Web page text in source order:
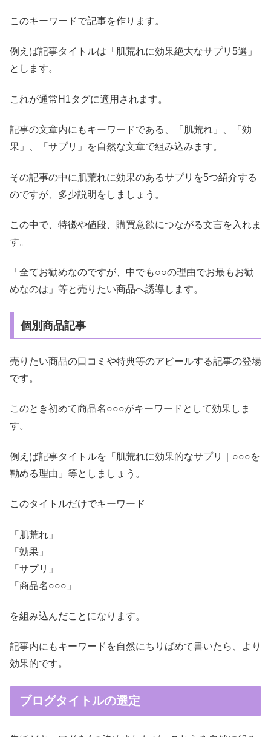
このキーワードで記事を作ります。
例えば記事タイトルは「肌荒れに効果絶大なサプリ5選」
とします。
これが通常H1タグに適用されます。
記事の文章内にもキーワードである、「肌荒れ」、「効
果」、「サプリ」を自然な文章で組み込みます。
その記事の中に肌荒れに効果のあるサプリを5つ紹介する
のですが、多少説明をしましょう。
この中で、特徴や値段、購買意欲につながる文言を入れま
す。
「全てお勧めなのですが、中でも○○の理由でお最もお勧
めなのは」等と売りたい商品へ誘導します。
個別商品記事
売りたい商品の口コミや特典等のアピールする記事の登場
です。
このとき初めて商品名○○○がキーワードとして効果しま
す。
例えば記事タイトルを「肌荒れに効果的なサプリ｜○○○を
勧める理由」等としましょう。
このタイトルだけでキーワード
「肌荒れ」
「効果」
「サプリ」
「商品名○○○」
を組み込んだことになります。
記事内にもキーワードを自然にちりばめて書いたら、より
効果的です。
ブログタイトルの選定